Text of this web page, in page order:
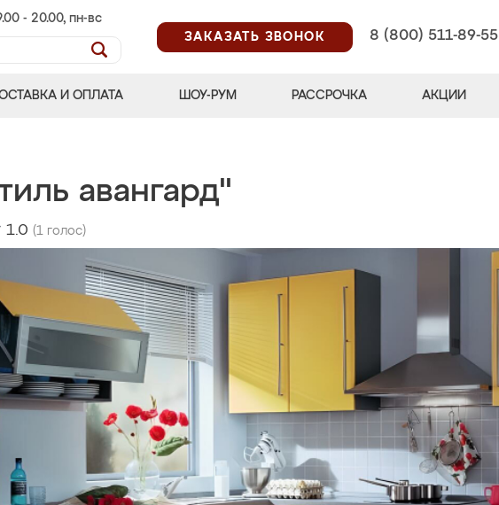
- 20.00, пн-вс
ЗАКАЗАТЬ ЗВОНОК
8 (800) 511-89-55
И ОПЛАТА ШОУ-РУМ РАССРОЧКА АКЦИИ
авангард"
1.0 (1 голос)